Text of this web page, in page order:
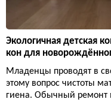
Экологичная детская
кон для
Младенцы проводят в
этому вопрос чистоты
гиена. Обычный ремонт